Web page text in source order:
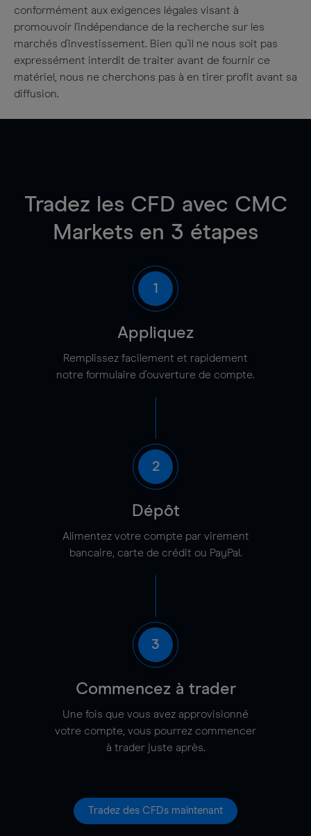
conformément aux exigences légales visant à
promouvoir l'indépendance de la recherche sur les
marchés d'investissement. Bien qu'il ne nous soit pas
expressément interdit de traiter avant de fournir ce
matériel, nous ne cherchons pas à en tirer profit avant sa
diffusion.
Tradez les CFD avec CMC
Markets en 3 étapes
1
Appliquez
Remplissez facilement et rapidement
notre formulaire d'ouverture de compte.
2
Dépôt
Alimentez votre compte par virement
bancaire, carte de crédit ou PayPal.
3
Commencez à trader
Une fois que vous avez approvisionné
votre compte, vous pourrez commencer
à trader juste après.
Tradez des CFDs maintenant